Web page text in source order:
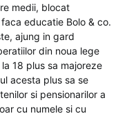
medii, blocat
educatie Bolo & co.
ajung in gard
din noua lege
18 plus sa majoreze
acesta plus sa se
si pensionarilor a
cu numele si cu